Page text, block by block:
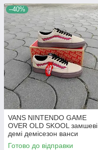
–40%
VANS NINTENDO GAME
OVER OLD SKOOL замшеві
демі демісезон ванси
нінтендо бежеві сірі
Готово до відправки